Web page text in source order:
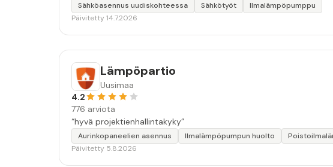
Sähköasennus uudiskohteessa Sähkötyöt
Ilmalämpöpumppu
Päivitetty 14.7.2026
Lämpöpartio
Uusimaa
4.2
776 arviota
“hyvä projektienhallintakyky”
Aurinkopaneelien asennus Ilmalämpöpumpun huolto
Päivitetty 5.8.2026